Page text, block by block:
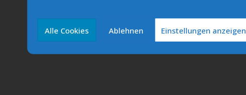
Alle Cookies Ablehnen Einstellungen anzeigen
Cookie-Richtlinie (EU)